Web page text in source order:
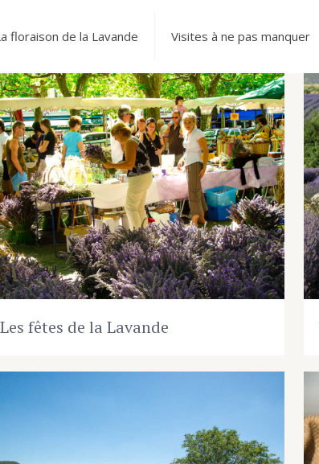
floraison de la Lavande Visites à ne pas manquer
Les fêtes de la Lavande